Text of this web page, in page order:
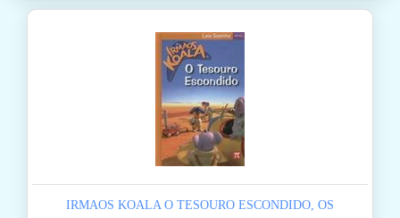
IRMAOS KOALA O TESOURO ESCONDIDO, OS